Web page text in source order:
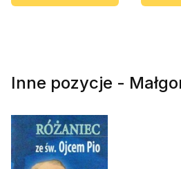
Inne pozycje -